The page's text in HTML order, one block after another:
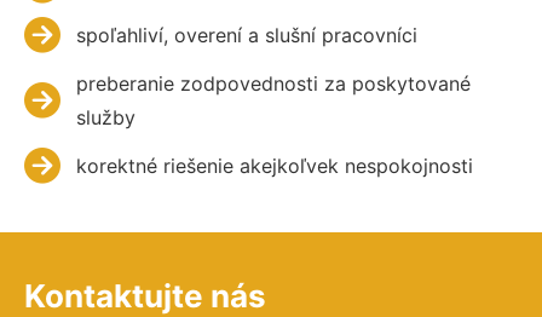
spoľahliví, overení a slušní pracovníci
preberanie zodpovednosti za poskytované
služby
korektné riešenie akejkoľvek nespokojnosti
Kontaktujte nás